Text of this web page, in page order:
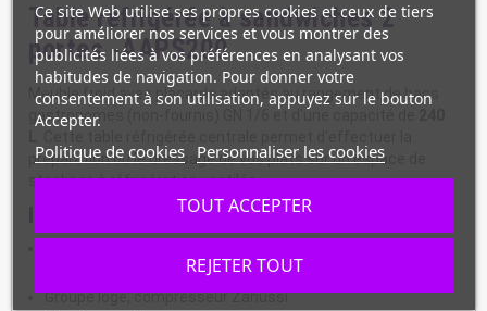
Table réfrigérée à sandwiches 2
portes -AAPS200
Meuble froid avec placards adaptés au rangement de bacs
gastronomes (non-fournis) GN 1/6 et d'une capacité de
préparation ou le dressage de vos plats sur un espace de
stockage à réfrigération ventilée.
Groupe logé, compresseur Zanussi
Ce site Web utilise ses propres cookies et ceux de tiers
pour améliorer nos services et vous montrer des
publicités liées à vos préférences en analysant vos
habitudes de navigation. Pour donner votre
consentement à son utilisation, appuyez sur le bouton
Accepter.
Politique de cookies Personnaliser les cookies
REJETER TOUT
TOUT ACCEPTER